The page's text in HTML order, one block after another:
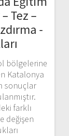
Tez –
-
bölgelerine
Katalonya
sonuçlar
farklı
değişen